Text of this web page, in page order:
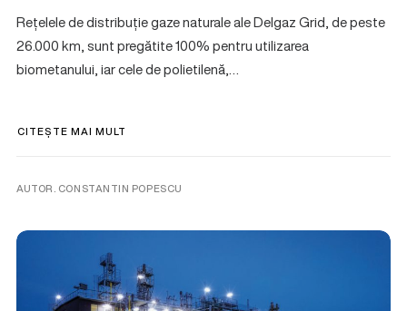
Rețelele de distribuție gaze naturale ale Delgaz Grid, de peste
26.000 km, sunt pregătite 100% pentru utilizarea
biometanului, iar cele de polietilenă,…
CITEȘTE MAI MULT
AUTOR. CONSTANTIN POPESCU